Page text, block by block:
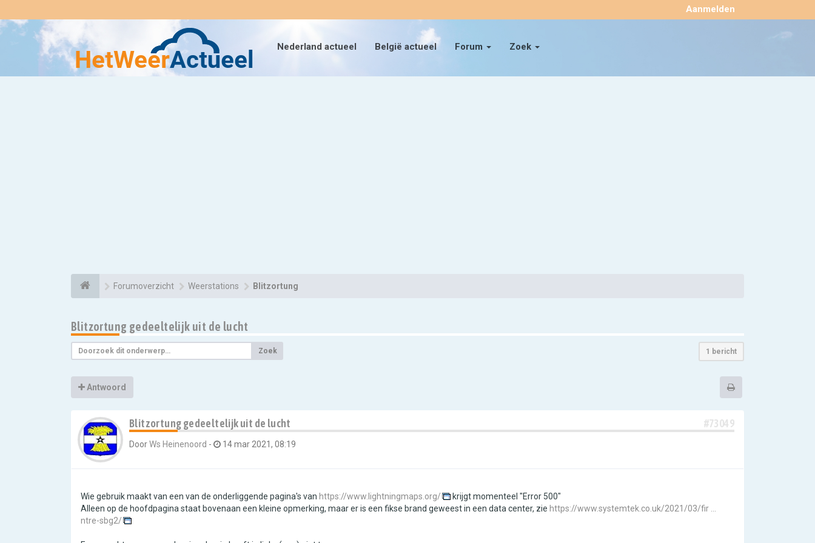
Nederland actueel België actueel Forum Zoek
Aanmelden ×
Forumoverzicht Weerstations Blitzortung
Blitzortung gedeeltelijk uit de lucht
Zoek 1 bericht
Antwoord
Blitzortung gedeeltelijk uit de lucht #73049
DoorWs Heinenoord - 14 mar 2021, 08:19
Wie gebruik maakt van een van de onderliggende pagina's van https://www.lightningmaps.org/
krijgt momenteel "Error 500"
Alleen op de hoofdpagina staat bovenaan een kleine opmerking, maar er is een fikse brand geweest in een data center, zie https://www.systemtek.co.uk/2021/03/fir ...
ntre-sbg2/